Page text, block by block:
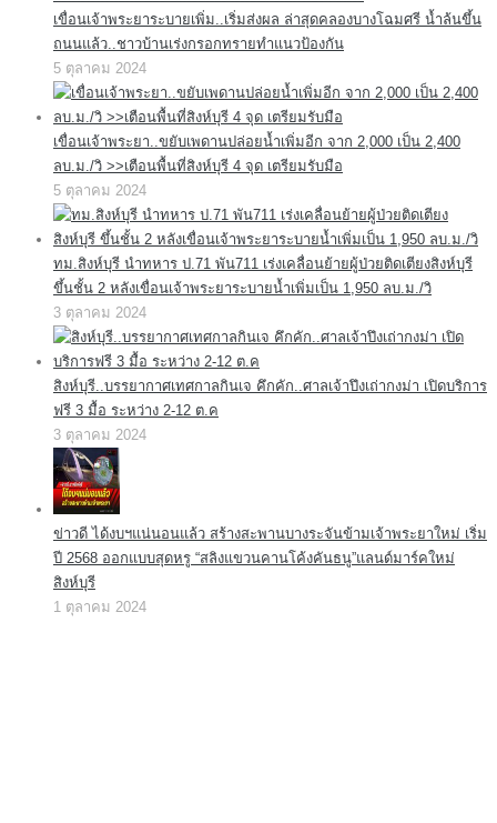
เขื่อนเจ้าพระยาระบายเพิ่ม..เริ่มส่งผล ล่าสุดคลองบางโฉมศรี น้ำล้นขึ้น
ถนนแล้ว..ชาวบ้านเร่งกรอกทรายทำแนวป้องกัน
5 ตุลาคม 2024
เขื่อนเจ้าพระยา..ขยับเพดานปล่อยน้ำเพิ่มอีก จาก 2,000 เป็น 2,400
ลบ.ม./วิ >>เตือนพื้นที่สิงห์บุรี 4 จุด เตรียมรับมือ
5 ตุลาคม 2024
ทม.สิงห์บุรี นำทหาร ป.71 พัน711 เร่งเคลื่อนย้ายผู้ป่วยติดเตียงสิงห์บุรี
ขึ้นชั้น 2 หลังเขื่อนเจ้าพระยาระบายน้ำเพิ่มเป็น 1,950 ลบ.ม./วิ
3 ตุลาคม 2024
สิงห์บุรี..บรรยากาศเทศกาลกินเจ คึกคัก..ศาลเจ้าปึงเถ่ากงม่า เปิดบริการ
ฟรี 3 มื้อ ระหว่าง 2-12 ต.ค
3 ตุลาคม 2024
ข่าวดี ได้งบฯแน่นอนแล้ว สร้างสะพานบางระจันข้ามเจ้าพระยาใหม่ เริ่ม
ปี 2568 ออกแบบสุดหรู “สลิงแขวนคานโค้งคันธนู”แลนด์มาร์คใหม่
สิงห์บุรี
1 ตุลาคม 2024